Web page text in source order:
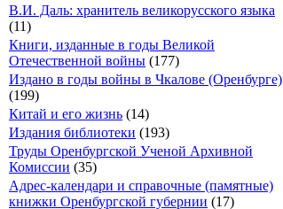
В.И. Даль: хранитель великорусского языка
(11)
Книги, изданные в годы Великой
Отечественной войны (177)
Издано в годы войны в Чкалове (Оренбурге)
(199)
Китай и его жизнь (14)
Издания библиотеки (193)
Труды Оренбургской Ученой Архивной
Комиссии (35)
Адрес-календари и справочные (памятные)
книжки Оренбургской губернии (17)